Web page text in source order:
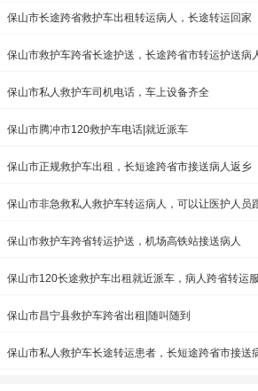
保山市长途跨省救护车出租转运病人，长途转运回家
保山市救护车跨省长途护送，长途跨省市转运护送病
保山市私人救护车司机电话，车上设备齐全
保山市腾冲市120救护车电话|就近派车
保山市正规救护车出租，长短途跨省市接送病人返乡
保山市非急救私人救护车转运病人，可以让医护人员
保山市救护车跨省转运护送，机场高铁站接送病人
保山市120长途救护车出租就近派车，病人跨省转运
保山市昌宁县救护车跨省出租|随叫随到
保山市私人救护车长途转运患者，长短途跨省市接送